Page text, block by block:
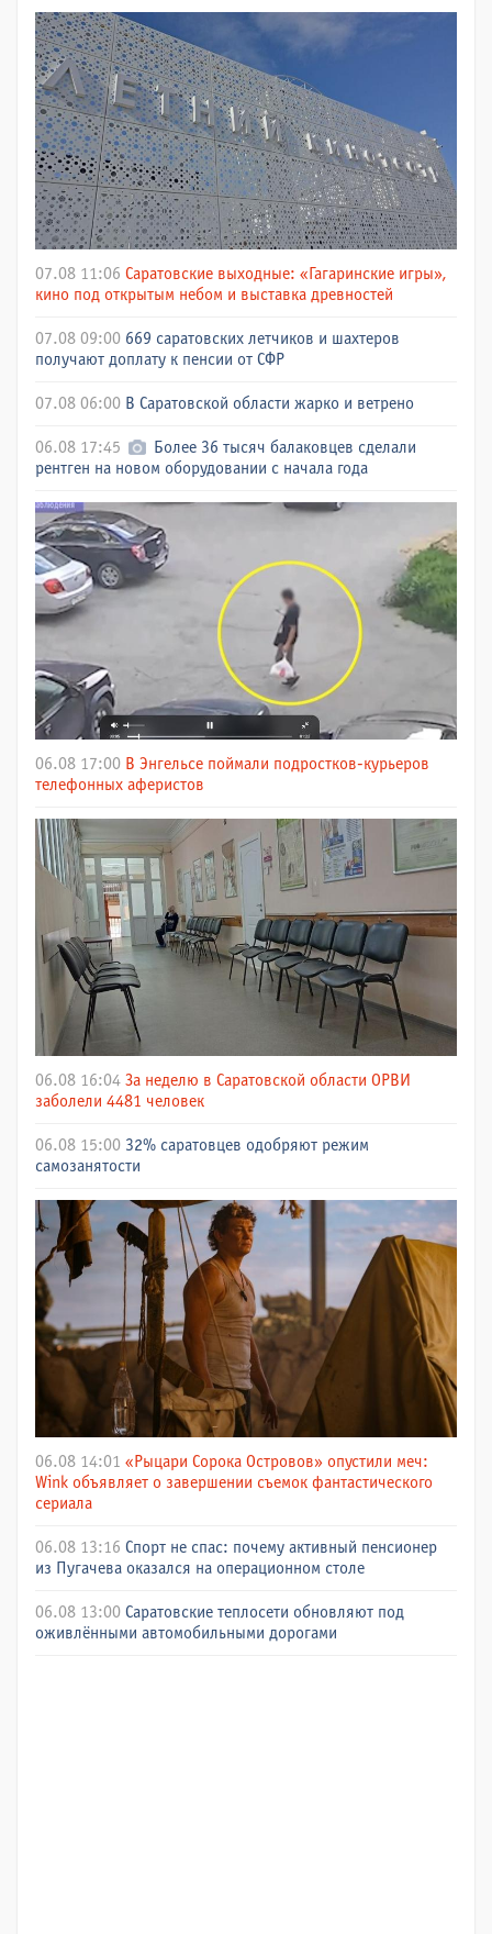
07.08 11:06 Саратовские выходные: «Гагаринские игры»,
кино под открытым небом и выставка древностей
07.08 09:00 669 саратовских летчиков и шахтеров
получают доплату к пенсии от СФР
07.08 06:00 В Саратовской области жарко и ветрено
06.08 17:45
Более 36 тысяч балаковцев сделали
рентген на новом оборудовании с начала года
06.08 17:00 В Энгельсе поймали подростков-курьеров
телефонных аферистов
06.08 16:04 За неделю в Саратовской области ОРВИ
заболели 4481 человек
06.08 15:00 32% саратовцев одобряют режим
самозанятости
06.08 14:01 «Рыцари Сорока Островов» опустили меч:
Wink объявляет о завершении съемок фантастического
сериала
06.08 13:16 Спорт не спас: почему активный пенсионер
из Пугачева оказался на операционном столе
06.08 13:00 Саратовские теплосети обновляют под
оживлёнными автомобильными дорогами